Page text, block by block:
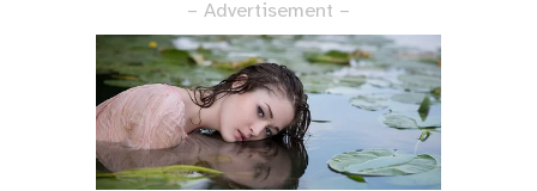
– Advertisement –